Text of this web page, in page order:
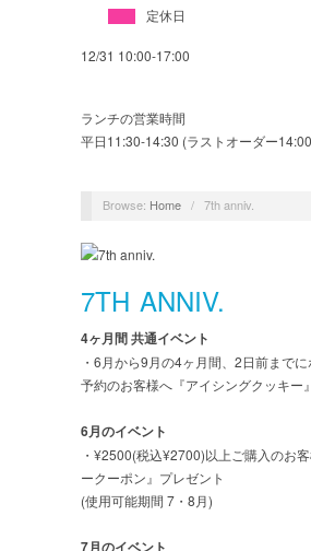
定休日
12/31 10:00-17:00
ランチの営業時間
平日11:30-14:30 (ラストオーダー
Browse: Home / 7th anniv.
7TH ANNIV.
4ヶ月間 共通イベント
・6月から9月の4ヶ月間、2日前まで
予約のお客様へ『アイシングクッキー
6月のイベント
・¥2500(税込¥2700)以上ご購入のお
ークーポン』プレゼント
(使用可能期間 7・8月)
7月のイベント